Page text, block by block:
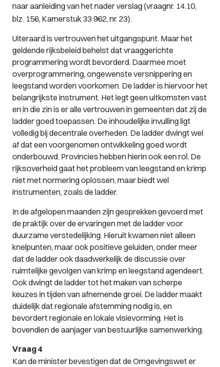
naar aanleiding van het nader verslag (vraagnr. 14.10,
blz. 156, Kamerstuk 33 962, nr. 23).
Uiteraard is vertrouwen het uitgangspunt. Maar het
geldende rijksbeleid behelst dat vraaggerichte
programmering wordt bevorderd. Daarmee moet
overprogrammering, ongewenste versnippering en
leegstand worden voorkomen. De ladder is hiervoor het
belangrijkste instrument. Het legt geen uitkomsten vast
en in die zin is er alle vertrouwen in gemeenten dat zij de
ladder goed toepassen. De inhoudelijke invulling ligt
volledig bij decentrale overheden. De ladder dwingt wel
af dat een voorgenomen ontwikkeling goed wordt
onderbouwd. Provincies hebben hierin ook een rol. De
rijksoverheid gaat het probleem van leegstand en krimp
niet met normering oplossen, maar biedt wel
instrumenten, zoals de ladder.
In de afgelopen maanden zijn gesprekken gevoerd met
de praktijk over de ervaringen met de ladder voor
duurzame verstedelijking. Hieruit kwamen niet alleen
knelpunten, maar ook positieve geluiden, onder meer
dat de ladder ook daadwerkelijk de discussie over
ruimtelijke gevolgen van krimp en leegstand agendeert.
Ook dwingt de ladder tot het maken van scherpe
keuzes in tijden van afnemende groei. De ladder maakt
duidelijk dat regionale afstemming nodig is, en
bevordert regionale en lokale visievorming. Het is
bovendien de aanjager van bestuurlijke samenwerking.
Vraag 4
Kan de minister bevestigen dat de Omgevingswet er